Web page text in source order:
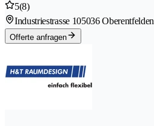
5(8)
Industriestrasse 105036 Oberentfelden
Offerte anfragen